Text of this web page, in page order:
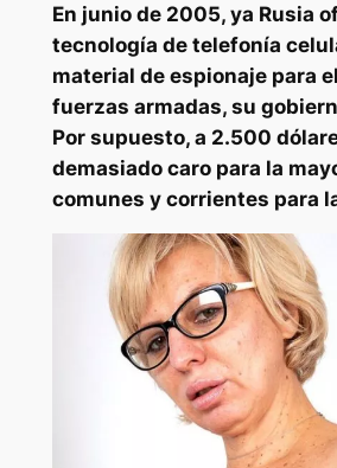
En junio de 2005, ya Rusia
tecnología de telefonía
material de espionaje para
fuerzas armadas, su
Por supuesto, a 2.500
demasiado caro para la
comunes y corrientes para